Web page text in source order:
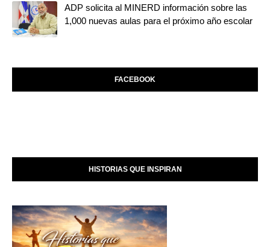
ADP solicita al MINERD información sobre las
1,000 nuevas aulas para el próximo año escolar
FACEBOOK
HISTORIAS QUE INSPIRAN